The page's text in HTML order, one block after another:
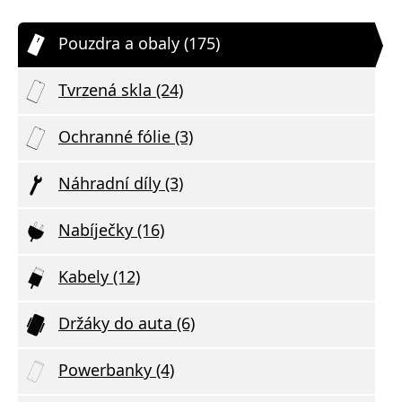
Pouzdra a obaly (175)
Tvrzená skla (24)
Ochranné fólie (3)
Náhradní díly (3)
Nabíječky (16)
Kabely (12)
Držáky do auta (6)
Powerbanky (4)